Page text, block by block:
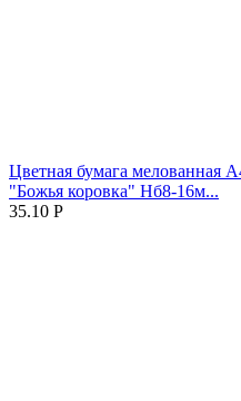
Цветная бумага мелованная
"Божья коровка" Нб8-16м...
35.10 Р